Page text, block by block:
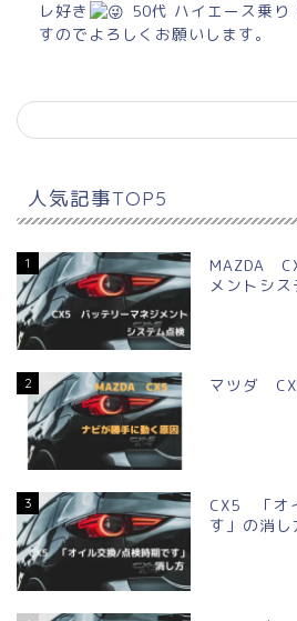
レ好き
50代 ハイエース乗り
すのでよろしくお願いします。
人気記事TOP5
1
MAZDA
メントシ
2 マツダ
3
CX5 「オ
す」の消し